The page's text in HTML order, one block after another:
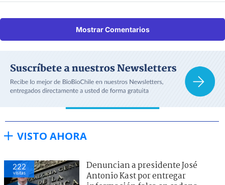
Mostrar Comentarios
VISTO AHORA
222
visitas
Denuncian a presidente José
Antonio Kast por entregar